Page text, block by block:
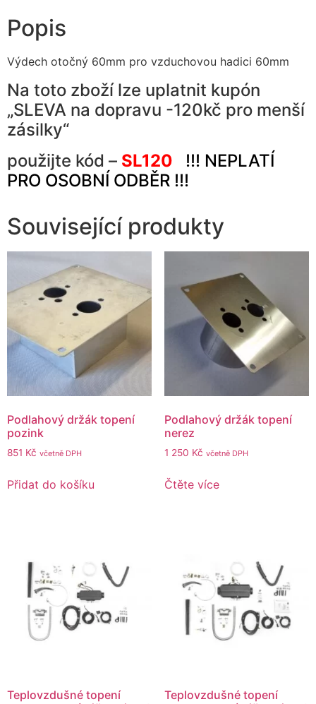
Popis
Výdech otočný 60mm pro vzduchovou hadici 60mm
Na toto zboží lze uplatnit kupón
„SLEVA na dopravu -120kč pro menší
zásilky“
použijte kód – SL120
!!! NEPLATÍ
PRO OSOBNÍ ODBĚR !!!
Související produkty
Podlahový držák topení
pozink
851 Kč včetně DPH
Přidat do košíku
Podlahový držák topení
nerez
1 250 Kč včetně DPH
Čtěte více
Teplovzdušné topení
Teplovzdušné topení